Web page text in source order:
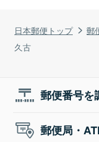
日本郵便トップ 郵
久古
郵便番号を
郵便局・